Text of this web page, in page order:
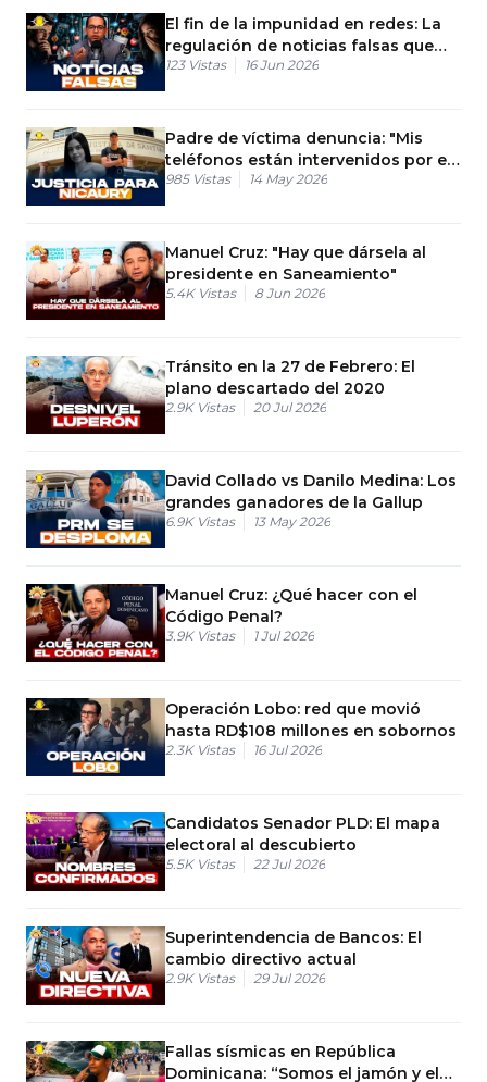
El fin de la impunidad en redes: La
regulación de noticias falsas que
viene a RD
123 Vistas 16 Jun 2026
Padre de víctima denuncia: "Mis
teléfonos están intervenidos por el
poder militar"
985 Vistas 14 May 2026
Manuel Cruz: "Hay que dársela al
presidente en Saneamiento"
5.4K Vistas 8 Jun 2026
Tránsito en la 27 de Febrero: El
plano descartado del 2020
2.9K Vistas 20 Jul 2026
David Collado vs Danilo Medina: Los
grandes ganadores de la Gallup
6.9K Vistas 13 May 2026
Manuel Cruz: ¿Qué hacer con el
Código Penal?
3.9K Vistas 1 Jul 2026
Operación Lobo: red que movió
hasta RD$108 millones en sobornos
2.3K Vistas 16 Jul 2026
Candidatos Senador PLD: El mapa
electoral al descubierto
5.5K Vistas 22 Jul 2026
Superintendencia de Bancos: El
cambio directivo actual
2.9K Vistas 29 Jul 2026
Fallas sísmicas en República
Dominicana: “Somos el jamón y el